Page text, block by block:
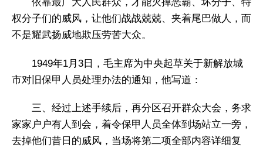
依靠最广大人民群众，才能灭掉恶霸、坏分子、特
权分子们的威风，让他们战战兢兢、夹着尾巴做人，而
不是耀武扬威地欺压劳苦大众。
1949年1月3日，毛主席为中央起草关于新解放城
市对旧保甲人员处理办法的通知，他写道：
三、经过上述手续后，再分区召开群众大会，务求
家家户户有人到会，着令保甲人员全体到场站立一旁，
去掉他们昔日的威风，当场将第二项全部内容详细复